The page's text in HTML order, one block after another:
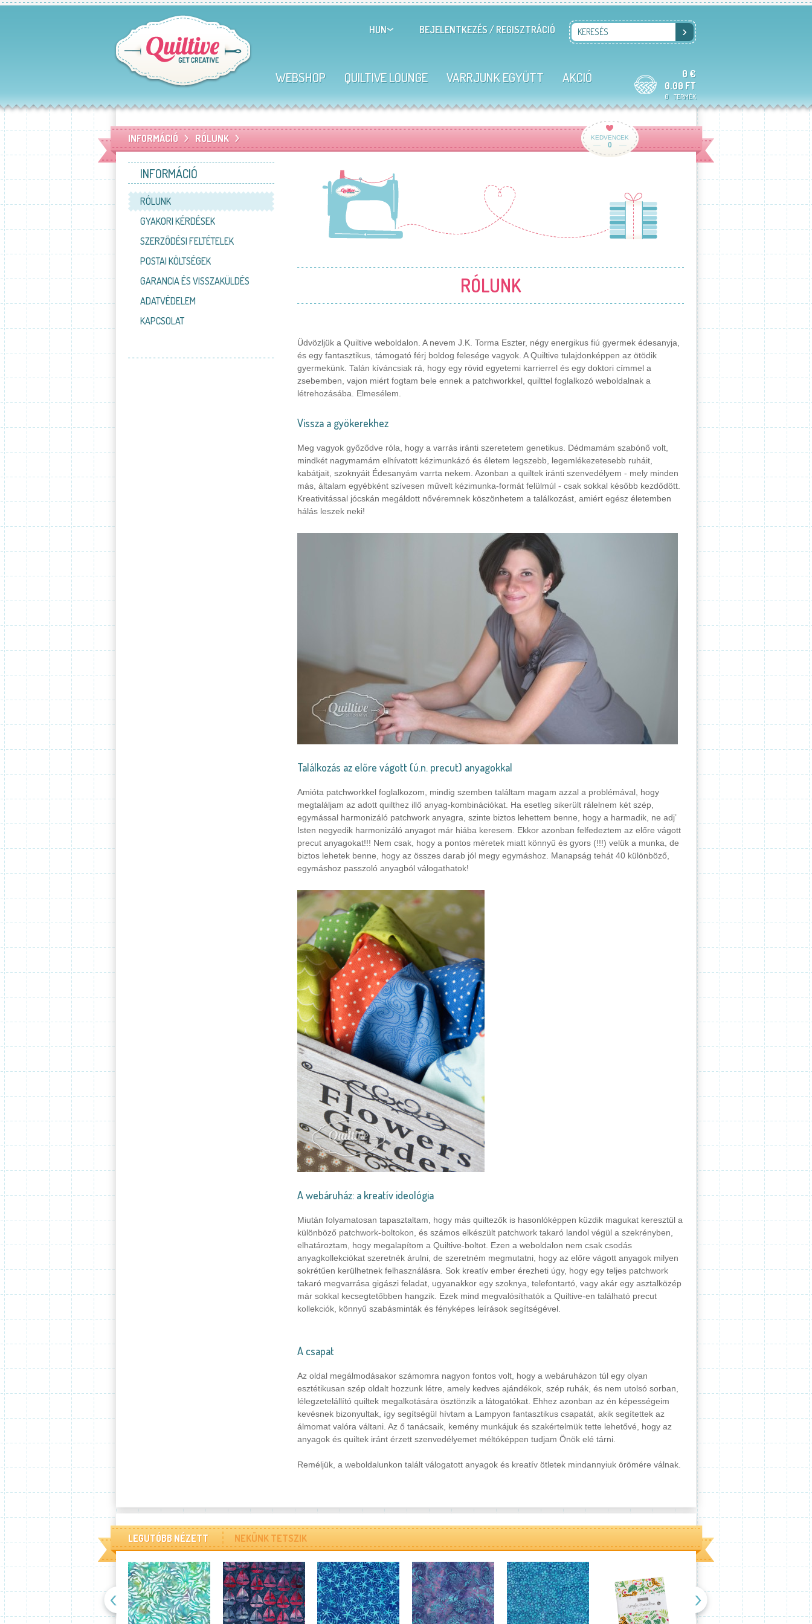
0 €
0.00 FT
0 TERMÉK
HUN BEJELENTKEZÉS / REGISZTRÁCIÓ
WEBSHOP QUILTIVE LOUNGE VARRJUNK EGYÜTT AKCIÓ
KERESÉS
INFORMÁCIÓ RÓLUNK KEDVENCEK
0
INFORMÁCIÓ
RÓLUNK
GYAKORI KÉRDÉSEK
SZERZŐDÉSI FELTÉTELEK
POSTAI KÖLTSÉGEK
GARANCIA ÉS VISSZAKÜLDÉS
ADATVÉDELEM
KAPCSOLAT
RÓLUNK
Üdvözljük a Quiltive weboldalon. A nevem J.K. Torma Eszter, négy energikus fiú gyermek édesanyja,
és egy fantasztikus, támogató férj boldog felesége vagyok. A Quiltive tulajdonképpen az ötödik
gyermekünk. Talán kíváncsiak rá, hogy egy rövid egyetemi karrierrel és egy doktori címmel a
zsebemben, vajon miért fogtam bele ennek a patchworkkel, quilttel foglalkozó weboldalnak a
létrehozásába. Elmesélem.
Vissza a gyökerekhez
Meg vagyok győződve róla, hogy a varrás iránti szeretetem genetikus. Dédmamám szabónő volt,
mindkét nagymamám elhívatott kézimunkázó és életem legszebb, legemlékezetesebb ruháit,
kabátjait, szoknyáit Édesanyám varrta nekem. Azonban a quiltek iránti szenvedélyem - mely minden
más, általam egyébként szívesen művelt kézimunka-formát felülmúl - csak sokkal később kezdődött.
Kreativitással jócskán megáldott nővéremnek köszönhetem a találkozást, amiért egész életemben
hálás leszek neki!
Találkozás az előre vágott (ú.n. precut) anyagokkal
Amióta patchworkkel foglalkozom, mindig szemben találtam magam azzal a problémával, hogy
megtaláljam az adott quilthez illő anyag-kombinációkat. Ha esetleg sikerült rálelnem két szép,
egymással harmonizáló patchwork anyagra, szinte biztos lehettem benne, hogy a harmadik, ne adj’
Isten negyedik harmonizáló anyagot már hiába keresem. Ekkor azonban felfedeztem az előre vágott
precut anyagokat!!! Nem csak, hogy a pontos méretek miatt könnyű és gyors (!!!) velük a munka, de
biztos lehetek benne, hogy az összes darab jól megy egymáshoz. Manapság tehát 40 különböző,
egymáshoz passzoló anyagból válogathatok!
A webáruház: a kreatív ideológia
Miután folyamatosan tapasztaltam, hogy más quiltezők is hasonlóképpen küzdik magukat keresztül a
különböző patchwork-boltokon, és számos elkészült patchwork takaró landol végül a szekrényben,
elhatároztam, hogy megalapítom a Quiltive-boltot. Ezen a weboldalon nem csak csodás
anyagkollekciókat szeretnék árulni, de szeretném megmutatni, hogy az előre vágott anyagok milyen
sokrétűen kerülhetnek felhasználásra. Sok kreatív ember érezheti úgy, hogy egy teljes patchwork
takaró megvarrása gigászi feladat, ugyanakkor egy szoknya, telefontartó, vagy akár egy asztalközép
már sokkal kecsegtetőbben hangzik. Ezek mind megvalósíthatók a Quiltive-en található precut
kollekciók, könnyű szabásminták és fényképes leírások segítségével.
A csapat
Az oldal megálmodásakor számomra nagyon fontos volt, hogy a webáruházon túl egy olyan
esztétikusan szép oldalt hozzunk létre, amely kedves ajándékok, szép ruhák, és nem utolsó sorban,
lélegzetelállító quiltek megalkotására ösztönzik a látogatókat. Ehhez azonban az én képességeim
kevésnek bizonyultak, így segítségül hívtam a Lampyon fantasztikus csapatát, akik segítettek az
álmomat valóra váltani. Az ő tanácsaik, kemény munkájuk és szakértelmük tette lehetővé, hogy az
anyagok és quiltek iránt érzett szenvedélyemet méltóképpen tudjam Önök elé tárni.
Reméljük, a weboldalunkon talált válogatott anyagok és kreatív ötletek mindannyiuk örömére válnak.
LEGUTÓBB NÉZETT NEKÜNK TETSZIK